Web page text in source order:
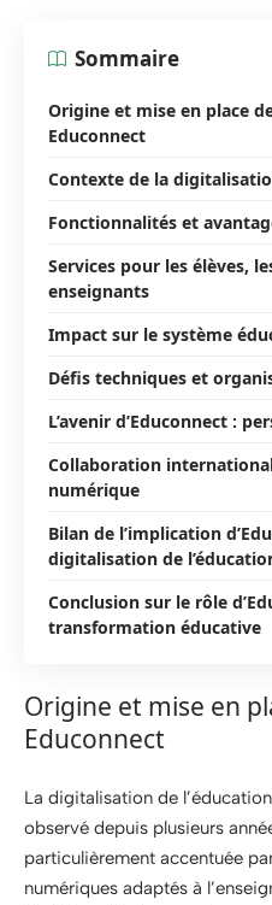
Sommaire
Origine et mise en place
Educonnect
Contexte de la
Fonctionnalités et
Services pour les élèves,
enseignants
Impact sur le système
Défis techniques et
L’avenir d’Educonnect :
Collaboration
numérique
Bilan de l’implication
digitalisation de
Conclusion sur le rôle
transformation éducative
Origine et mise en
Educonnect
La digitalisation de
observé depuis plusieurs
particulièrement accentuée
numériques adaptés à